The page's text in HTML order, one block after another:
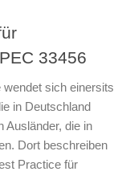
33456
wendet sich einersits
in Deutschland
Ausländer, die in
Dort beschreiben
Practice für